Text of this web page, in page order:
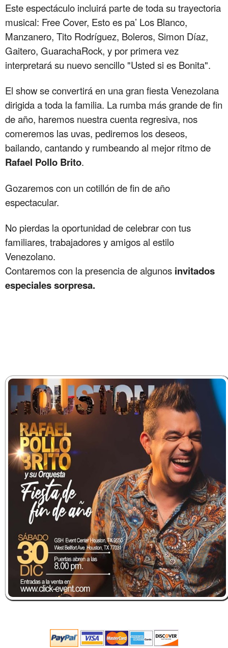
Este espectáculo incluirá parte de toda su trayectoria
musical: Free Cover, Esto es pa’ Los Blanco,
Manzanero, Tito Rodríguez, Boleros, Simon Díaz,
Gaitero, GuarachaRock, y por primera vez
interpretará su nuevo sencillo "Usted si es Bonita".
El show se convertirá en una gran fiesta Venezolana
dirigida a toda la familia. La rumba más grande de fin
de año, haremos nuestra cuenta regresiva, nos
comeremos las uvas, pediremos los deseos,
bailando, cantando y rumbeando al mejor ritmo de
Rafael Pollo Brito.
Gozaremos con un cotillón de fin de año
espectacular.
No pierdas la oportunidad de celebrar con tus
familiares, trabajadores y amigos al estilo
Venezolano.
Contaremos con la presencia de algunos invitados
especiales sorpresa.